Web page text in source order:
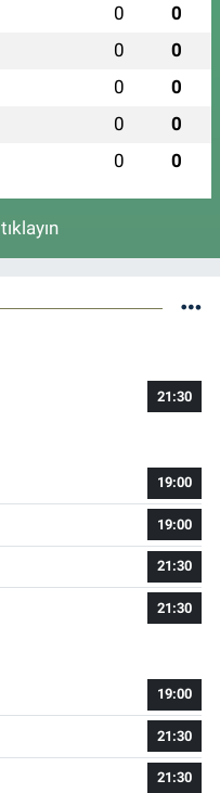
0 0
0 0
0 0
0 0
0 0
21:30
19:00
19:00
21:30
21:30
19:00
21:30
21:30